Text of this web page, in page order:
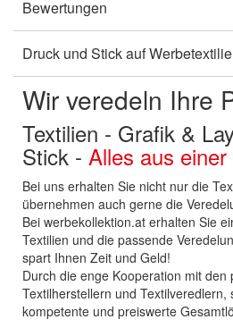
Bewertungen
Druck und Stick auf
Wir veredeln Ihre
Textilien - Grafik &
Stick - Alles aus einer
Bei uns erhalten Sie nicht nur die
übernehmen auch gerne die
Bei werbekollektion.at erhalten Sie
Textilien und die passende
spart Ihnen Zeit und Geld!
Durch die enge Kooperation mit den
Textilherstellern und Textilveredlern,
kompetente und preiswerte